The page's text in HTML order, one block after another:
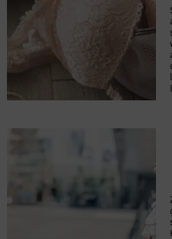
Nutzung des
dieses Video
anzusehen.
Powered by
Usercentrics
Consent